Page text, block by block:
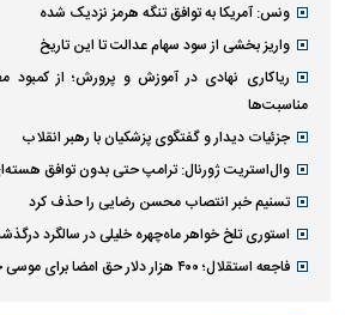
ونس: آمریکا به توافق تنگه هرمز نزدیک شده
واریز بخشی از سود سهام عدالت تا این تاریخ
ریاکاری نهادی در آموزش و پرورش؛ از کمبود
مناسبت‌ها
جزئیات دیدار و گفتگوی پزشکیان با رهبر انقلاب
وال‌استریت ژورنال: ترامپ حتی بدون توافق
تسنیم خبر انتصاب محسن رضایی را حذف کرد
استوری تلخ خواهر ماه‌چهره خلیلی در سالگرد
فاجعه استقلال؛ ۴۰۰ هزار دلار حق امضا برای موسی جنپو بی‌گل